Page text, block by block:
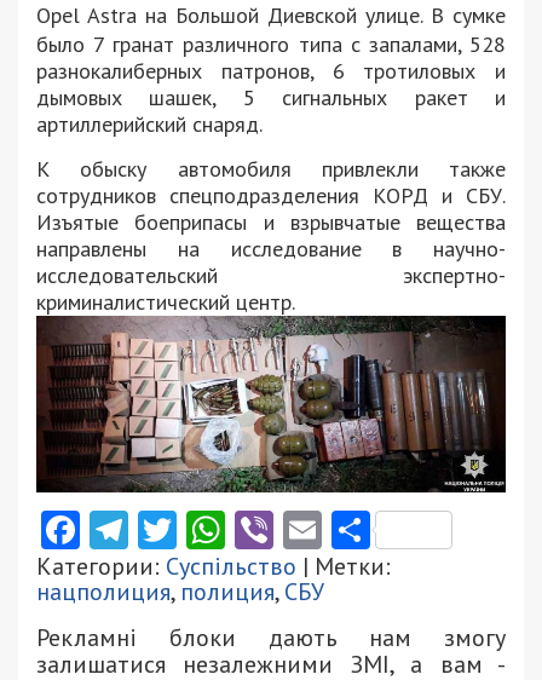
Opel Astra на Большой Диевской улице. В сумке
было 7 гранат различного типа с запалами, 528
разнокалиберных патронов, 6 тротиловых и
дымовых шашек, 5 сигнальных ракет и
артиллерийский снаряд.
К обыску автомобиля привлекли также
сотрудников спецподразделения КОРД и СБУ.
Изъятые боеприпасы и взрывчатые вещества
направлены на исследование в научно-
исследовательский экспертно-
криминалистический центр.
Facebook
Telegram
Twitter
WhatsApp
ViberEmail
Категории: Суспільство | Метки:
нацполиция, полиция,СБУ
Рекламні блоки дають нам змогу
залишатися незалежними ЗМІ, а вам -